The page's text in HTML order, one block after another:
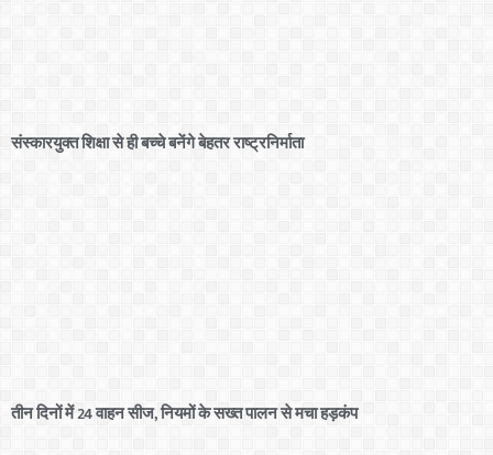
संस्कारयुक्त शिक्षा से ही बच्चे बनेंगे बेहतर राष्ट्रनिर्माता
तीन दिनों में 24 वाहन सीज, नियमों के सख्त पालन से मचा हड़कंप